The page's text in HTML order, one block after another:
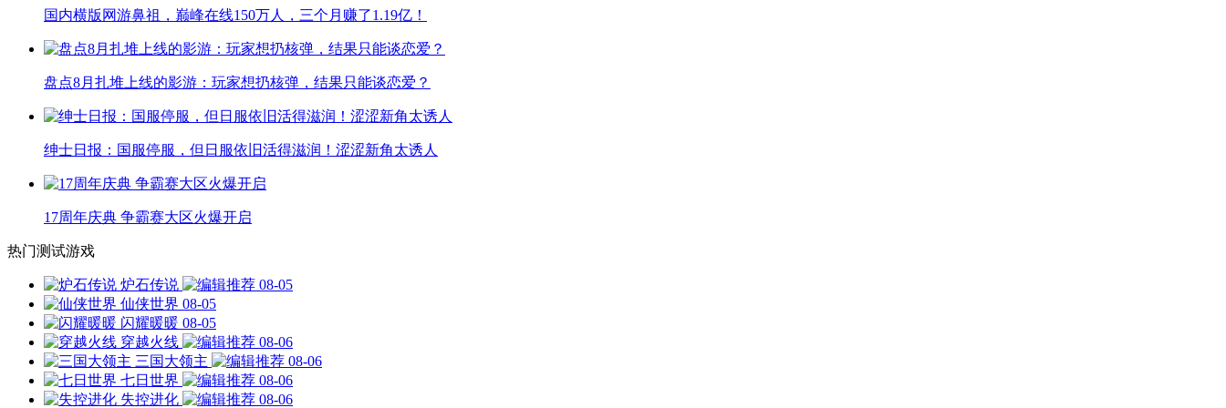
国内横版网游鼻祖，巅峰在线150万人，三个月赚了1.19亿！
盘点8月扎堆上线的影游：玩家想扔核弹，结果只能谈恋爱？
绅士日报：国服停服，但日服依旧活得滋润！涩涩新角太诱人
17周年庆典 争霸赛大区火爆开启
热门测试游戏
炉石传说
08-05
仙侠世界 08-05
闪耀暖暖 08-05
穿越火线
08-06
三国大领主
08-06
七日世界
08-06
失控进化
08-06